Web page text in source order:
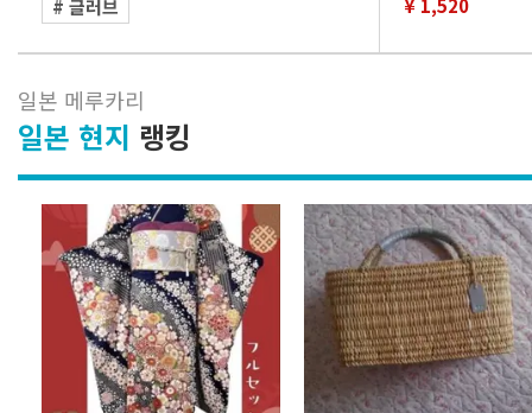
# 글러브
¥ 1,520
일본 메루카리
일본 현지 랭킹